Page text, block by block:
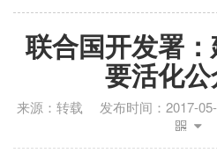
联合国开发署
要活化
来源： 转载 发布时间： 2017-